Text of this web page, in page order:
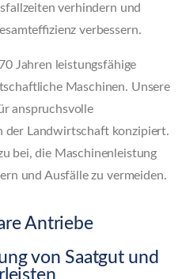
verhindern und
verbessern.
Jahren leistungsfähige
Maschinen. Unsere
anspruchsvolle
der Landwirtschaft konzipiert.
bei, die Maschinenleistung
und Ausfälle zu vermeiden.
Antriebe
von Saatgut und